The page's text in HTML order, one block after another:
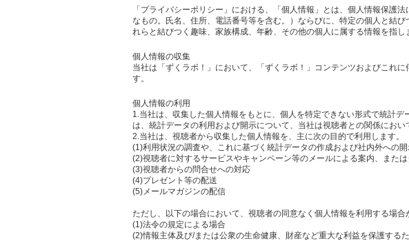
「プライバシーポリシー」における、「個人情報」とは、個人情報保護
なもの。氏名、住所、電話番号等を含む。）ならびに、特定の個人と結
れらと結びつく趣味、家族構成、年齢、その他の個人に属する情報を指し
個人情報の収集
当社は「ずくラボ！」において、「ずくラボ！」コンテンツおよびこれ
す。
個人情報の利用
1.当社は、収集した個人情報をもとに、個人を特定できない形式で統計
は、統計データの利用および開示について、当社は視聴者との関係におい
2.当社は、視聴者から収集した個人情報を、主に次の目的で利用します。
(1)利用状況の調査や、これに基づく統計データの作成および社内外への
(2)視聴者に対するサービスやキャンペーン等のメールによる案内、また
(3)視聴者からの問合せへの対応
(4)プレゼント等の配送
(5)メールマガジンの配信
ただし、以下の場合において、視聴者の同意なく個人情報を利用する場合
(1)法令の規定による場合
(2)情報主体及び/または公衆の生命健康、財産など重大な利益を保護するた